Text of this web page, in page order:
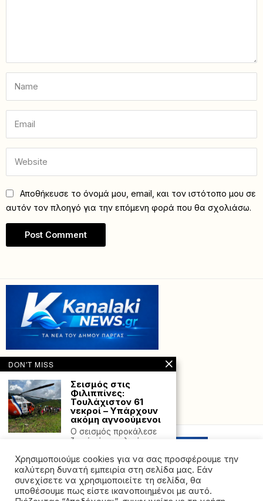
Αποθήκευσε το όνομά μου, email, και τον ιστότοπο μου σε
αυτόν τον πλοηγό για την επόμενη φορά που θα σχολιάσω.
Powered with by Hostville”)
Χρησιμοποιούμε cookies για να σας προσφέρουμε την
καλύτερη δυνατή εμπειρία στη σελίδα μας. Εάν
συνεχίσετε να χρησιμοποιείτε τη σελίδα, θα
υποθέσουμε πως είστε ικανοποιημένοι με αυτό.
DON'T MISS
Σεισμός στις
Φιλιππίνες:
Τουλάχιστον 61
νεκροί – Υπάρχουν
ακόμη αγνοούμενοι
Ο σεισμός προκάλεσε
ζημιές ή και ολική
Θεσπρωτία:
Υπερχείλισε πάλι ο
Καλαμάς –
Πλημμύρισαν